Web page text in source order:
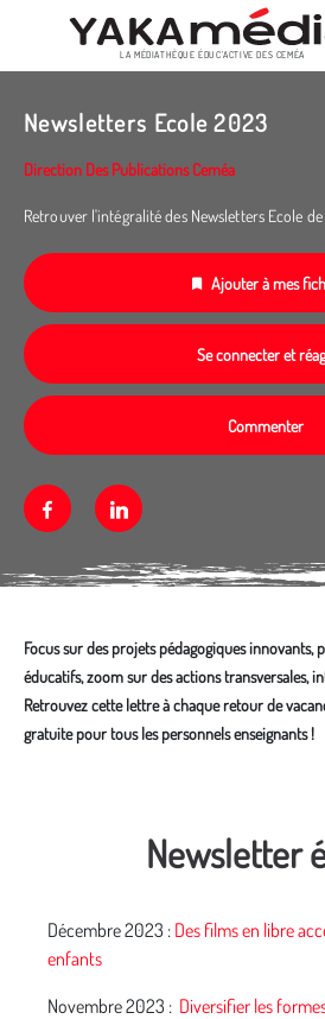
principal
LA MÉDIATHÈQUE ÉDUC’ACTIVE DES CEMÉA
Newsletters Ecole 2023
Direction Des Publications Ceméa
Retrouver l'intégralité des Newsletters Ecole
Ajouter à mes
Se connecter et
Commenter
FacebookLinkedin
Focus sur des projets pédagogiques innovants,
éducatifs, zoom sur des actions transversales,
Retrouvez cette lettre à chaque retour de
gratuite pour tous les personnels enseignants !
Newsletter
Décembre 2023 : Des films en libre
enfants
Novembre 2023 : Diversifier les